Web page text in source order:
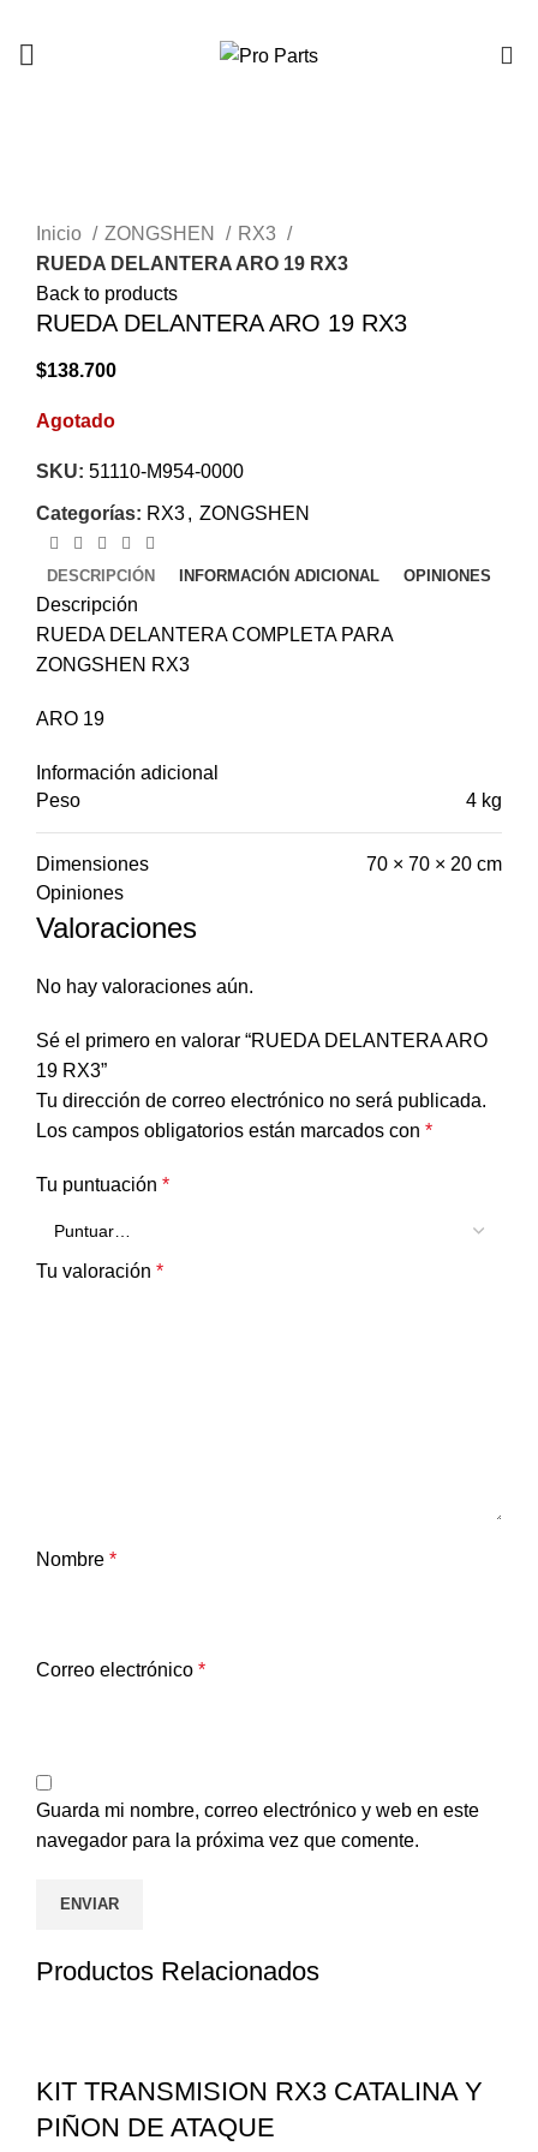
Inicio
ZONGSHEN
RX3
RUEDA DELANTERA ARO 19 RX3
Back to products
RUEDA DELANTERA ARO 19 RX3
$138.700
Agotado
SKU: 51110-M954-0000
Categorías: RX3, ZONGSHEN
DESCRIPCIÓN INFORMACIÓN ADICIONAL OPINIONES
Descripción
RUEDA DELANTERA COMPLETA PARA
ZONGSHEN RX3
ARO 19
Información adicional
Peso
4 kg
Dimensiones
70 × 70 × 20 cm
Opiniones
Valoraciones
No hay valoraciones aún.
Sé el primero en valorar “RUEDA DELANTERA ARO
19 RX3”
Tu dirección de correo electrónico no será publicada.
Los campos obligatorios están marcados con *
Tu puntuación *
Tu valoración *
Nombre *
Correo electrónico *
Guarda mi nombre, correo electrónico y web en este
navegador para la próxima vez que comente.
Productos Relacionados
KIT TRANSMISION RX3 CATALINA Y
PIÑON DE ATAQUE